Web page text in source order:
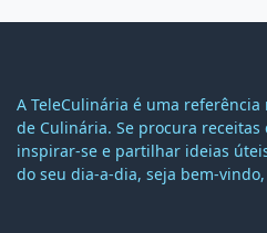
A TeleCulinária é uma referência
de Culinária. Se procura
inspirar-se e partilhar ideias
do seu dia-a-dia, seja bem-